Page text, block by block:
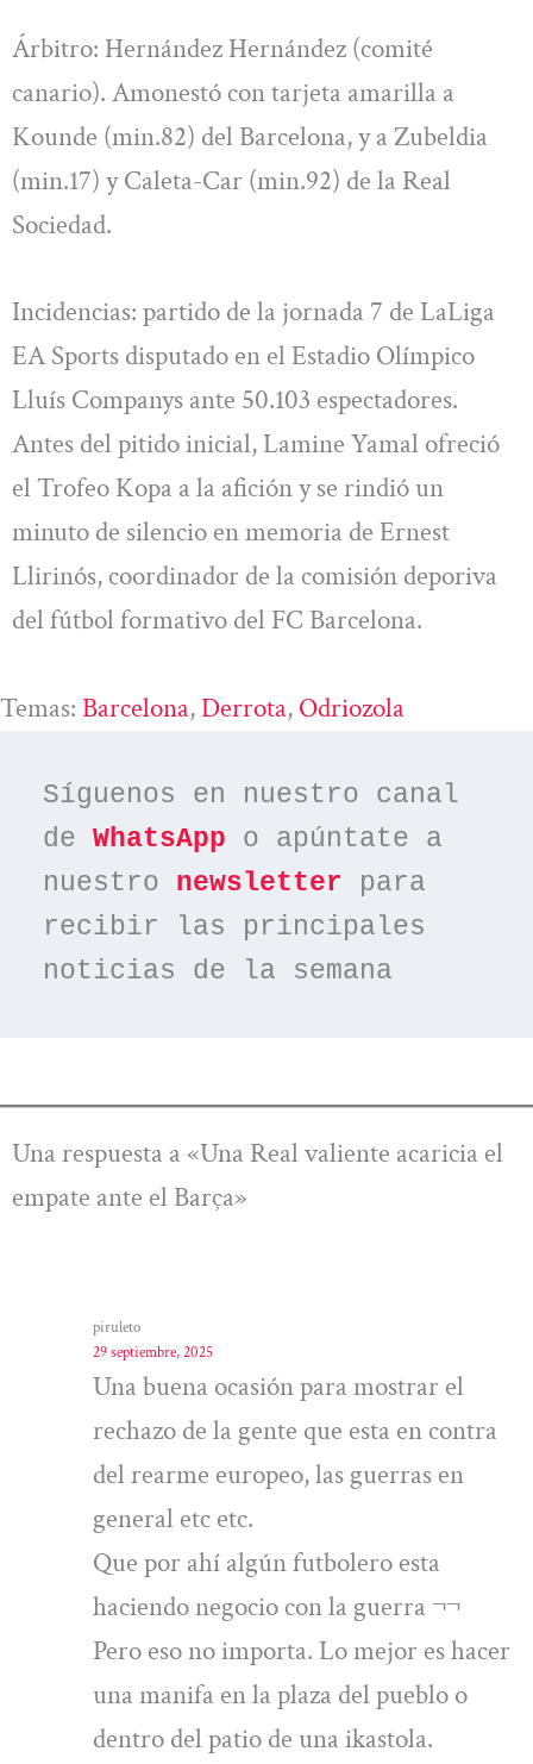
Árbitro: Hernández Hernández (comité
canario). Amonestó con tarjeta amarilla a
Kounde (min.82) del Barcelona, y a Zubeldia
(min.17) y Caleta-Car (min.92) de la Real
Sociedad.
Incidencias: partido de la jornada 7 de LaLiga
EA Sports disputado en el Estadio Olímpico
Lluís Companys ante 50.103 espectadores.
Antes del pitido inicial, Lamine Yamal ofreció
el Trofeo Kopa a la afición y se rindió un
minuto de silencio en memoria de Ernest
Llirinós, coordinador de la comisión deporiva
del fútbol formativo del FC Barcelona.
Temas: Barcelona, Derrota, Odriozola
Síguenos en nuestro canal
de WhatsApp o apúntate a
nuestro newsletter para
recibir las principales
noticias de la semana
Una respuesta a «Una Real valiente acaricia el
empate ante el Barça»
piruleto
29 septiembre, 2025
Una buena ocasión para mostrar el
rechazo de la gente que esta en contra
del rearme europeo, las guerras en
general etc etc.
Que por ahí algún futbolero esta
haciendo negocio con la guerra ¬¬
Pero eso no importa. Lo mejor es hacer
una manifa en la plaza del pueblo o
dentro del patio de una ikastola.